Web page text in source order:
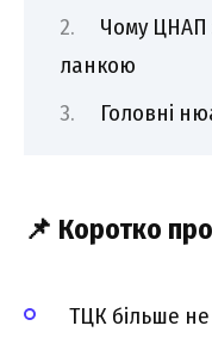
Чому ЦНАП
ланкою
Головні
📌 Коротко
ТЦК більше